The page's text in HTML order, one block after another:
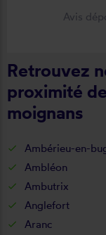
Avis
Retrouvez
proximité
moignans
Ambérieu-en-
Ambléon
Ambutrix
Anglefort
Aranc